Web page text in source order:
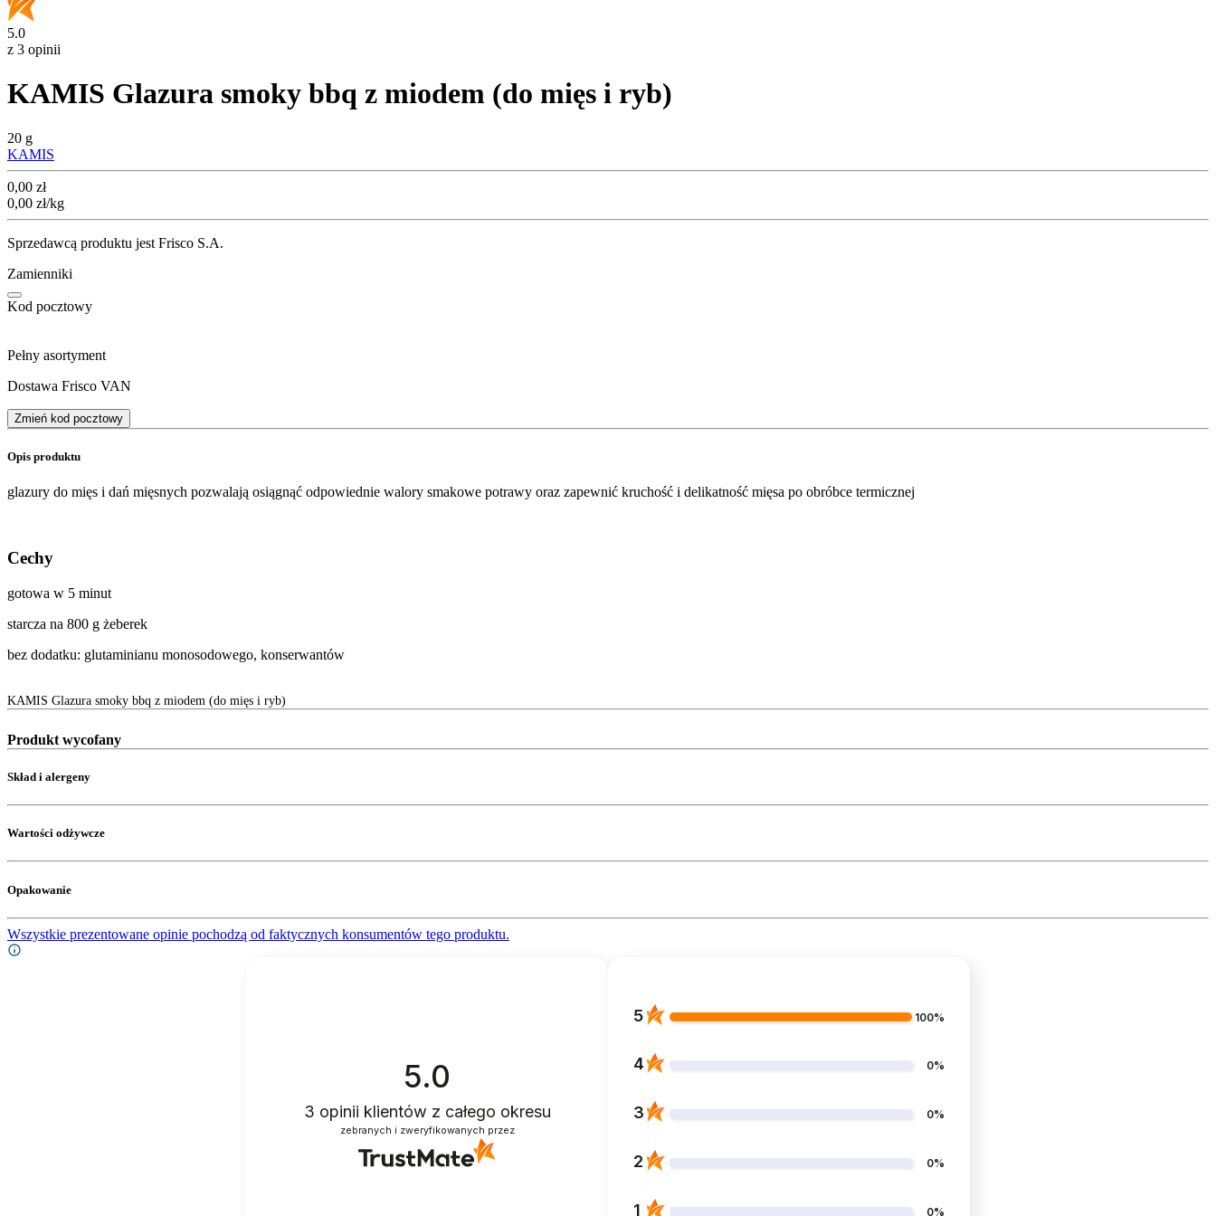
5.0
z 3 opinii
KAMIS Glazura smoky bbq z miodem (do mięs i ryb)
20 g
KAMIS
Cena
0,00 zł
0,00 zł/kg
Sprzedawcą produktu jest Frisco S.A.
Zamienniki
Kod pocztowy
Pełny asortyment
Dostawa Frisco VAN
Zmień kod pocztowy
Opis produktu
glazury do mięs i dań mięsnych pozwalają osiągnąć odpowiednie walory smakowe potrawy oraz zapewnić kruchość i delikatność mięsa po obróbce termicznej
Cechy
gotowa w 5 minut
starcza na 800 g żeberek
bez dodatku: glutaminianu monosodowego, konserwantów
KAMIS Glazura smoky bbq z miodem (do mięs i ryb)
Produkt wycofany
Skład i alergeny
Wartości odżywcze
Opakowanie
Wszystkie prezentowane opinie pochodzą od faktycznych konsumentów tego produktu.
5.0
3 opinii klientów z całego okresu
zebranych i zweryfikowanych przez
5 100%
4 0%
3 0%
2 0%
1 0%